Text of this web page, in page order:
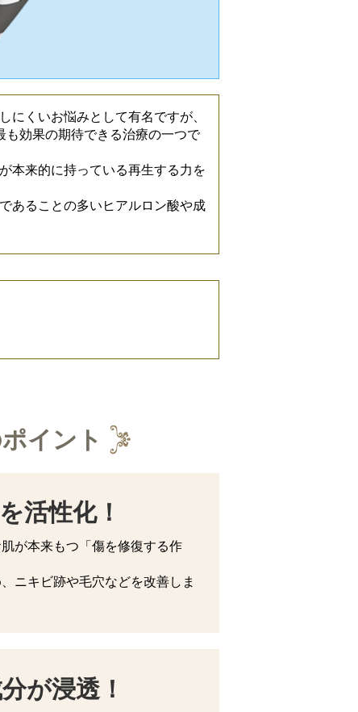
にくいお悩みとして有名ですが、
も効果の期待できる治療の一つで
本来的に持っている再生する力を
あることの多いヒアルロン酸や成
イント
活性化！
が本来もつ「傷を修復する作
ニキビ跡や毛穴などを改善しま
が浸透！